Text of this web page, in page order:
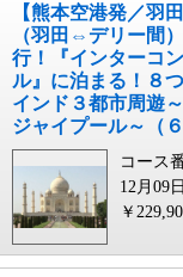
【熊本空港発／羽
（羽田⇔デリー間
行！『インターコ
ル』に泊まる！８
インド３都市周遊
ジャイプール～（６
コース
12月09
￥